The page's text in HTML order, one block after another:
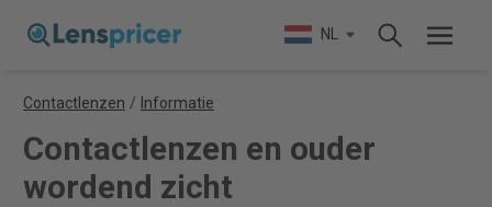
NL
Contactlenzen / Informatie
Contactlenzen en ouder
wordend zicht